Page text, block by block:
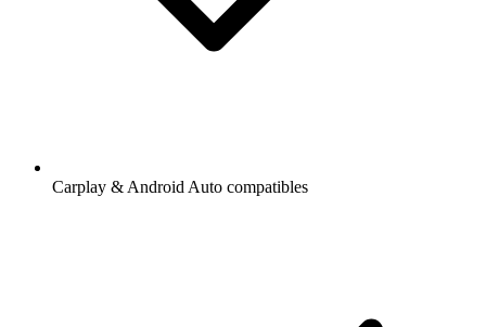
Carplay & Android Auto compatibles